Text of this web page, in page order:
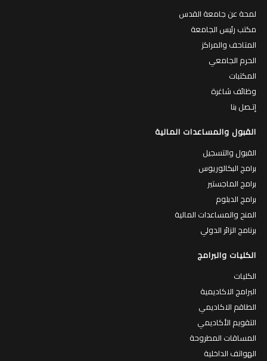
لمحة عن جامعة القدس
مكتب رئيس الجامعة
المتاحف والمراكز
الحرم الجامعي
المكتبات
وظائف شاغرة
إتـصل بنا
القبول والمساعدات المالية
القبول والتسجيل
برامج البكالوريوس
برامج الماجستير
برامج الدبلوم
المنح والمساعدات المالية
برنامج الزائر الدولي
الكليات والبرامج
الكليات
البرامج الاكاديمية
الطاقم الاكاديمي
التقويم الأكاديمي
المساقات المطروحة
الهواتف الداخلية